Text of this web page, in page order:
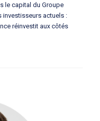
le capital du Groupe
investisseurs actuels :
réinvestit aux côtés